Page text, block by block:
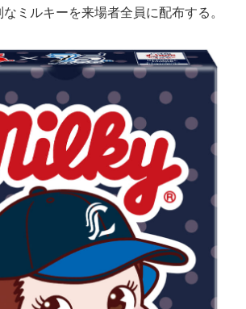
ミルキーを来場者全員に配布する。